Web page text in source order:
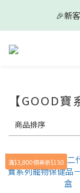
🎉新
🎉新
✨新
3
5
4
3
🎉新
【GOOD
商品排序
滿$3,800領券折$150